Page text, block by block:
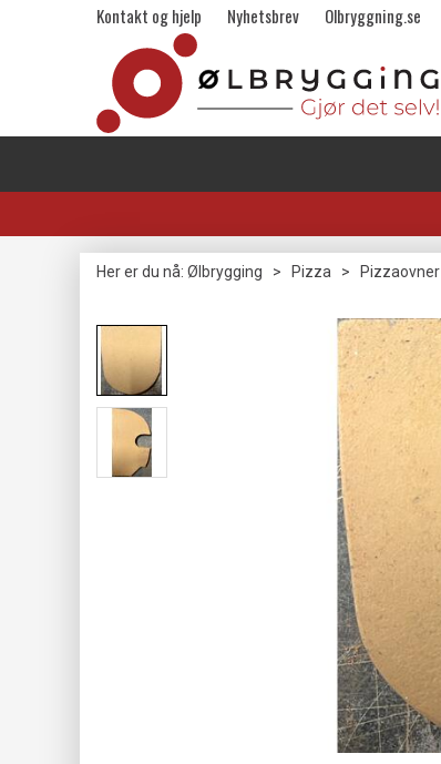
Kontakt og hjelp Nyhetsbrev Olbryggning.se
Her er du nå: Ølbrygging > Pizza > Pizzaovner